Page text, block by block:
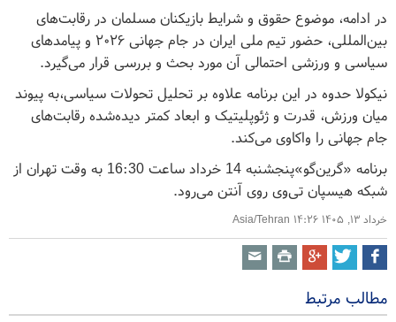
در ادامه، موضوع حقوق و شرایط بازیکنان مسلمان در رقابت‌های
بین‌المللی، حضور تیم ملی ایران در جام جهانی ۲۰۲۶ و پیامدهای
سیاسی و ورزشی احتمالی آن مورد بحث و بررسی قرار می‌گیرد.
نیکولا حدوه در این برنامه علاوه بر تحلیل تحولات سیاسی،به پیوند
میان ورزش، قدرت و ژئوپلیتیک و ابعاد کمتر دیده‌شده رقابت‌های
جام جهانی را واکاوی می‌کند.
برنامه «گرین‌گو»پنجشنبه 14 خرداد ساعت 16:30 به وقت تهران از
شبکه هیسپان تی‌وی روی آنتن می‌رود.
خرداد ۱۳, ۱۴۰۵ ۱۴:۲۶ Asia/Tehran
مطالب مرتبط